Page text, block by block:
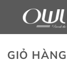
GIỎ HÀNG